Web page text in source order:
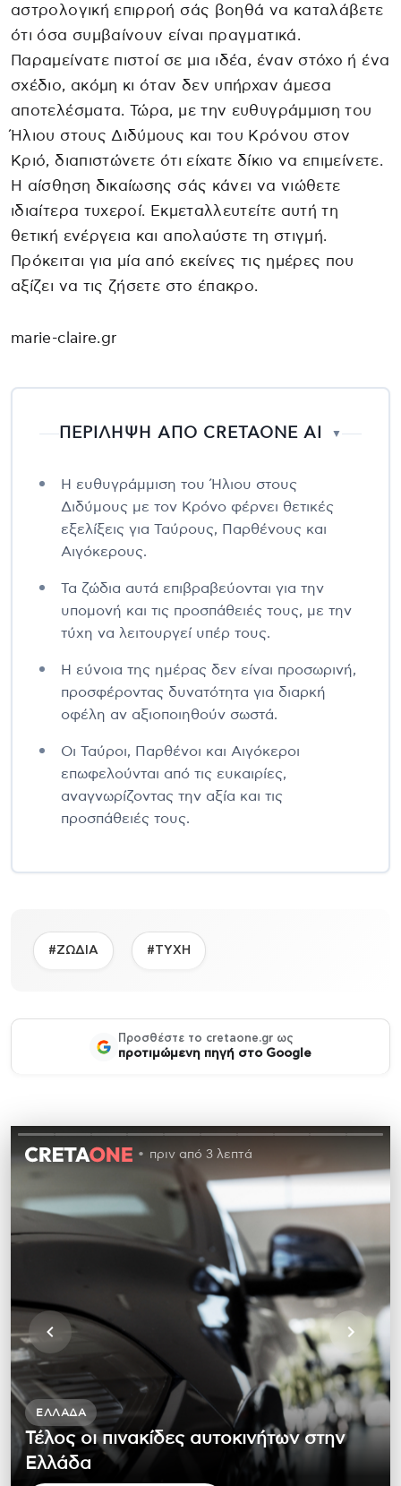
αστρολογική επιρροή σάς βοηθά να καταλάβετε
ότι όσα συμβαίνουν είναι πραγματικά.
Παραμείνατε πιστοί σε μια ιδέα, έναν στόχο ή ένα
σχέδιο, ακόμη κι όταν δεν υπήρχαν άμεσα
αποτελέσματα. Τώρα, με την ευθυγράμμιση του
Ήλιου στους Διδύμους και του Κρόνου στον
Κριό, διαπιστώνετε ότι είχατε δίκιο να επιμείνετε.
Η αίσθηση δικαίωσης σάς κάνει να νιώθετε
ιδιαίτερα τυχεροί. Εκμεταλλευτείτε αυτή τη
θετική ενέργεια και απολαύστε τη στιγμή.
Πρόκειται για μία από εκείνες τις ημέρες που
αξίζει να τις ζήσετε στο έπακρο.
marie-claire.gr
ΠΕΡΙΛΗΨΗ ΑΠΟ CRETAONE AI ▼
Η ευθυγράμμιση του Ήλιου στους
Διδύμους με τον Κρόνο φέρνει θετικές
εξελίξεις για Ταύρους, Παρθένους και
Αιγόκερους.
Τα ζώδια αυτά επιβραβεύονται για την
υπομονή και τις προσπάθειές τους, με την
τύχη να λειτουργεί υπέρ τους.
Η εύνοια της ημέρας δεν είναι προσωρινή,
προσφέροντας δυνατότητα για διαρκή
οφέλη αν αξιοποιηθούν σωστά.
Οι Ταύροι, Παρθένοι και Αιγόκεροι
επωφελούνται από τις ευκαιρίες,
αναγνωρίζοντας την αξία και τις
προσπάθειές τους.
#ΖΩΔΙΑ #ΤΥΧΗ
Προσθέστε το cretaone.gr ως
προτιμώμενη πηγή στο Google
πριν από 3 λεπτά
ΕΛΛΆΔΑ
Τέλος οι πινακίδες αυτοκινήτων στην
Ελλάδα